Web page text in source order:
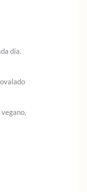
día.